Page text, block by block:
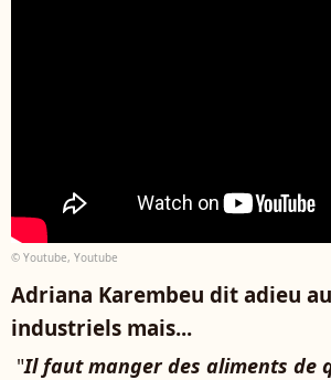
© Youtube, Youtube
Adriana Karembeu dit adieu
industriels mais...
"Il faut manger des aliments de